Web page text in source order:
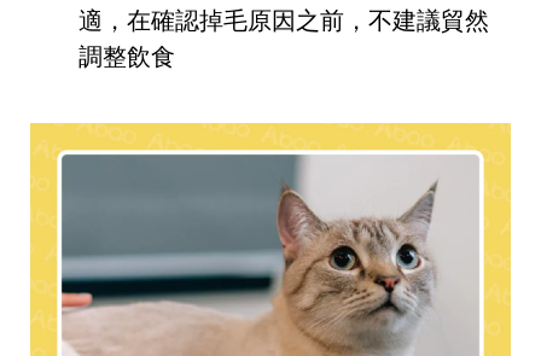
適，在確認掉毛原因之前，不建議貿然
調整飲食